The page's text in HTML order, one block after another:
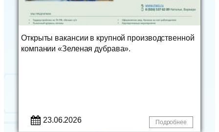
Открыты вакансии в крупной производственной
компании «Зеленая дубрава».
23.06.2026 Подробнее